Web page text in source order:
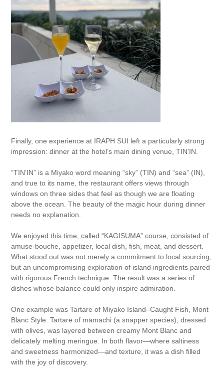
Finally, one experience at IRAPH SUI left a particularly strong
impression: dinner at the hotel’s main dining venue, TIN’IN.
“TIN’IN” is a Miyako word meaning “sky” (TIN) and “sea” (IN),
and true to its name, the restaurant offers views through
windows on three sides that feel as though we are floating
above the ocean. The beauty of the magic hour during dinner
needs no explanation.
We enjoyed this time, called “KAGISUMA” course, consisted of
amuse-bouche, appetizer, local dish, fish, meat, and dessert.
What stood out was not merely a commitment to local sourcing,
but an uncompromising exploration of island ingredients paired
with rigorous French technique. The result was a series of
dishes whose balance could only inspire admiration.
One example was Tartare of Miyako Island–Caught Fish, Mont
Blanc Style. Tartare of māmachi (a snapper species), dressed
with olives, was layered between creamy Mont Blanc and
delicately melting meringue. In both flavor—where saltiness
and sweetness harmonized—and texture, it was a dish filled
with the joy of discovery.